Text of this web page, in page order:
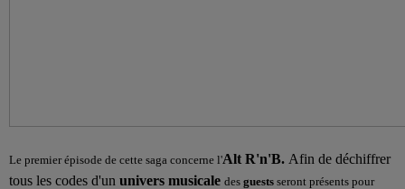
Le premier épisode de cette saga concerne l'Alt R'n'B. Afin de déchiffrer
tous les codes d'un univers musicale des guests seront présents pour